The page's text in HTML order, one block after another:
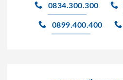
0834.300.300
0899.400.400